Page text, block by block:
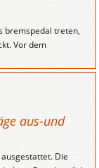
bremspedal treten,
Vor dem
aus-und
Die